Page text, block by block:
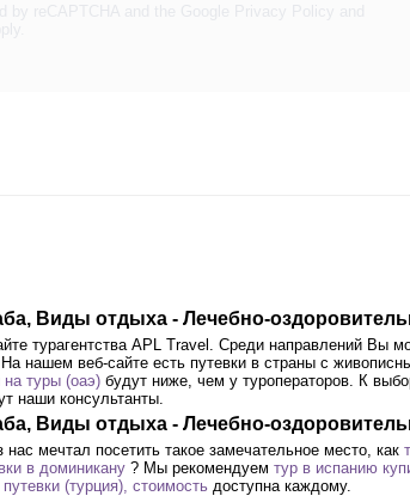
Виды отдыха - Лечебно-
турагентства APL Travel. Среди направлений Вы
нашем веб-сайте есть путевки в страны с
на туры (оаэ) будут ниже, чем у туроператоров. К
наши консультанты.
Виды отдыха - Лечебно-
мечтал посетить такое замечательное место, как
в доминикану ? Мы рекомендуем тур в испанию
путевки (турция), стоимость доступна каждому.